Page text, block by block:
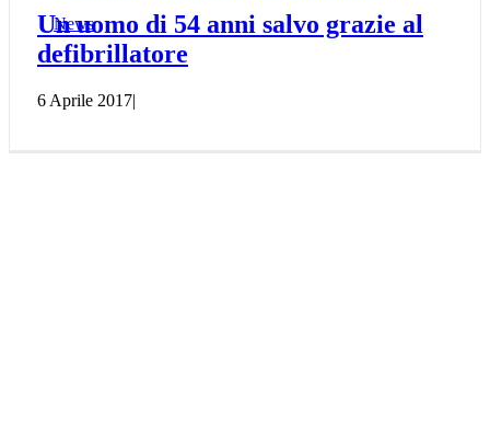
News
Un uomo di 54 anni salvo grazie al
defibrillatore
6 Aprile 2017|